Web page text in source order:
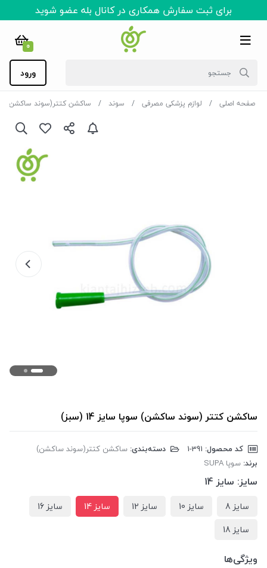
برای ثبت سفارش همکاری در کانال بله عضو شوید
0
ورود
صفحه اصلی لوازم پزشکی مصرفی سوند ساکشن کتتر(سوند ساکشن)
ساکشن کتتر (سوند ساکشن) سوپا سایز 14 (سبز)
کد محصول: دسته‌بندی: ساکشن کتتر(سوند ساکشن)
برند: سوپا SUPA
سایز: سایز 14
سایز 8 سایز 10 سایز 12 سایز 14
سایز 16
سایز 18
ویژگی‌ها